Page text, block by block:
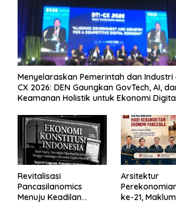
Menyelaraskan Pemerintah dan Industri
CX 2026: DEN Gaungkan GovTech, AI,
Keamanan Holistik untuk Ekonomi
Revitalisasi
Pancasilanomics
Menuju Keadilan
Arsitektur
ke-21,